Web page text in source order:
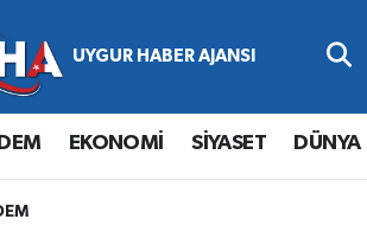
EKONOMİ SİYASET DÜNYA